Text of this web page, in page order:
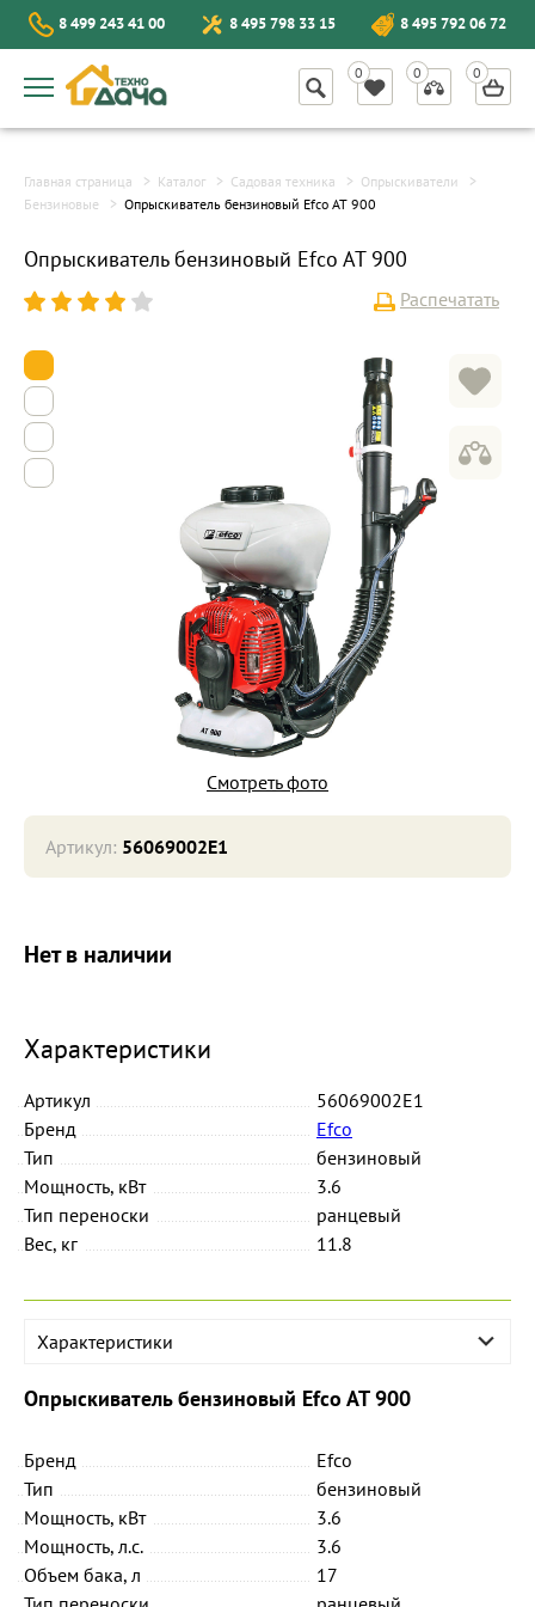
8 499 243 41 00 8 495 798 33 15 8 495 792 06 72
Главная страница Каталог Садовая техника
Опрыскиватели
Бензиновые
Опрыскиватель бензиновый Efco AT 900
Опрыскиватель бензиновый Efco AT 900
Распечатать
Смотреть фото
Нет в наличии
Характеристики
Артикул
56069002E1
Бренд
Efco
Тип
бензиновый
Мощность, кВт
3.6
Тип переноски
ранцевый
Вес, кг
11.8
Артикул: 56069002E1
Характеристики
Опрыскиватель бензиновый Efco AT 900
Бренд
Efco
Тип
бензиновый
Мощность, кВт
3.6
Мощность, л.с.
3.6
Объем бака, л
17